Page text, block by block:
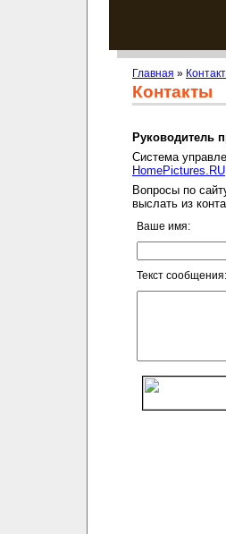
Главная »
Контакты
Руководитель
Система
HomePictures.RU
Вопросы по
выслать из
Ваше имя:
Текст сообщения: